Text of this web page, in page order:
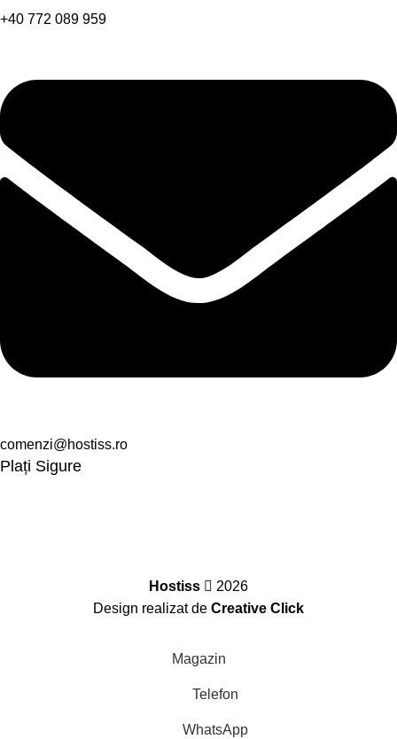
+40 772 089 959
comenzi@hostiss.ro
Plați Sigure
Hostiss
2026
Design realizat de Creative Click
Magazin
Telefon
WhatsApp